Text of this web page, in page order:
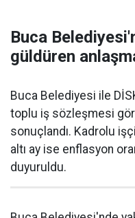
Buca
güldüren
Buca Belediyesi ile
toplu iş sözleşmesi
sonuçlandı. Kadrolu
altı ay ise enflasyon
duyuruldu.